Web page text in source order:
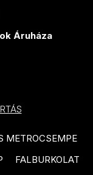
Áruháza
METROCSEMPE
FALBURKOLAT